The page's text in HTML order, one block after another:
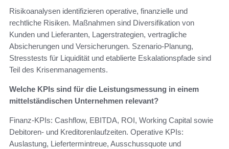
Risikoanalysen identifizieren operative, finanzielle und
rechtliche Risiken. Maßnahmen sind Diversifikation von
Kunden und Lieferanten, Lagerstrategien, vertragliche
Absicherungen und Versicherungen. Szenario-Planung,
Stresstests für Liquidität und etablierte Eskalationspfade sind
Teil des Krisenmanagements.
Welche KPIs sind für die Leistungsmessung in einem
mittelständischen Unternehmen relevant?
Finanz-KPIs: Cashflow, EBITDA, ROI, Working Capital sowie
Debitoren- und Kreditorenlaufzeiten. Operative KPIs:
Auslastung, Liefertermintreue, Ausschussquote und